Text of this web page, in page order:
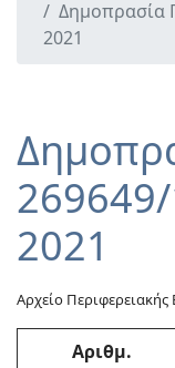
Δημοπρασία
2021
2021
Αρχείο Περιφερειακής
Αριθμ.